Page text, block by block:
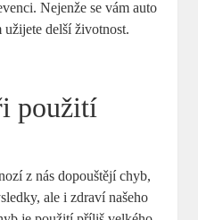
Nejenže se vám auto
delší životnost.
použití
z nás dopouštějí chyb,
ale i zdraví našeho